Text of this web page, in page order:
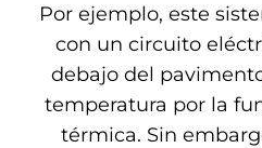
Por ejemplo, este
con un circuito
debajo del
temperatura por la
térmica. Sin